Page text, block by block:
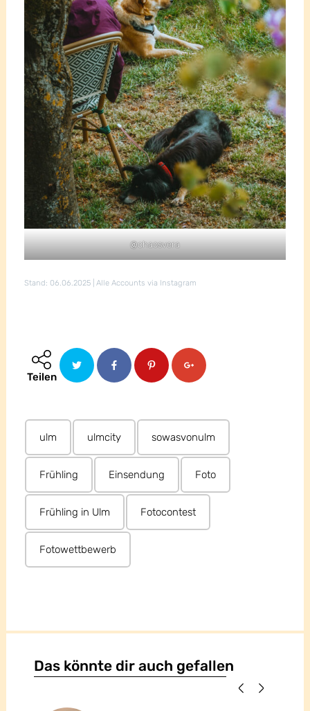
@chaosvera
Stand: 06.06.2025 | Alle Accounts via Instagram
Teilen
ulm ulmcity sowasvonulm
Frühling Einsendung Foto
Frühling in Ulm Fotocontest
Fotowettbewerb
Das könnte dir auch gefallen